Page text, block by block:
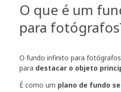
O que é um
para
O fundo infinito para
para destacar o objeto
É como um plano de fundo